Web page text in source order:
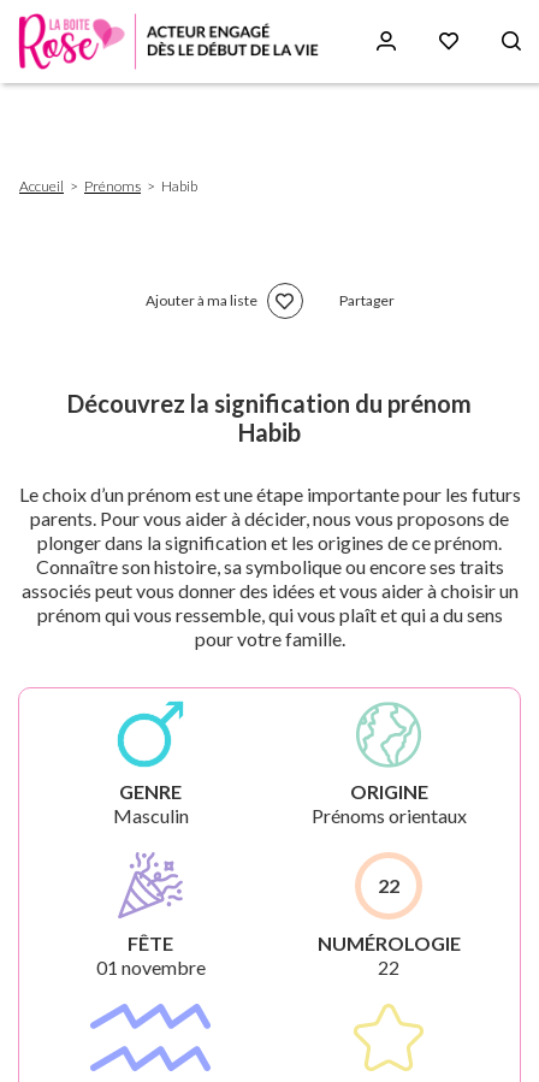
d'Ariane
Accueil Prénoms Habib
Ajouter à ma liste Partager
Découvrez la signification du prénom
Habib
Le choix d’un prénom est une étape importante pour les futurs
parents. Pour vous aider à décider, nous vous proposons de
plonger dans la signification et les origines de ce prénom.
Connaître son histoire, sa symbolique ou encore ses traits
associés peut vous donner des idées et vous aider à choisir un
prénom qui vous ressemble, qui vous plaît et qui a du sens
pour votre famille.
GENRE
Masculin
ORIGINE
Prénoms orientaux
FÊTE
01 novembre
22
NUMÉROLOGIE
22